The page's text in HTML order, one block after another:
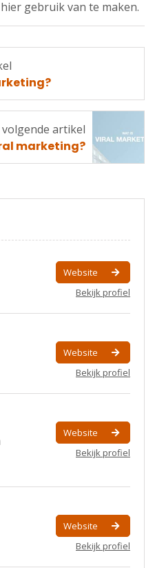
gebruik van te maken.
volgende artikel
marketing?
Website
Bekijk profiel
Website
Bekijk profiel
Website
Bekijk profiel
Website
Bekijk profiel